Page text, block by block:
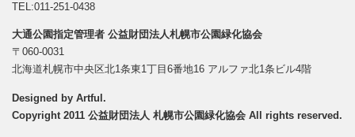
TEL:011-251-0438
大通公園指定管理者 公益財団法人札幌市公園緑化協会
〒060-0031
北海道札幌市中央区北1条東1丁目6番地16 アルファ北1条ビル4階
Designed by Artful .
Copyright 2011 公益財団法人 札幌市公園緑化協会 All rights reserved.